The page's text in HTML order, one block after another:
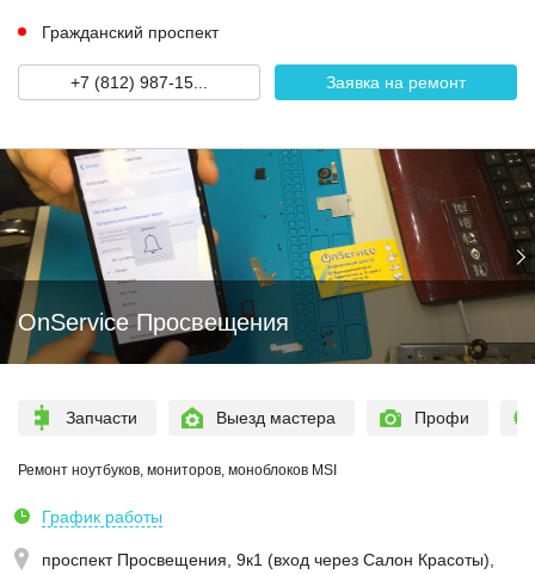
Гражданский проспект
+7 (812) 987-15... Заявка на ремонт
OnService Просвещения
Запчасти Выезд мастера Профи
Ремонт ноутбуков, мониторов, моноблоков MSI
График работы
проспект Просвещения, 9к1 (вход через Салон Красоты)